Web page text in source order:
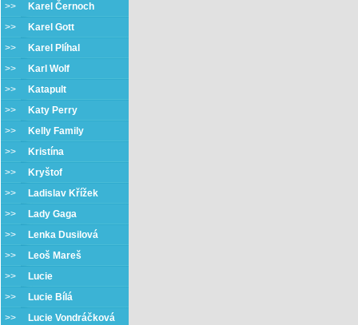
>>
Karel Černoch
>>
Karel Gott
>>
Karel Plíhal
>>
Karl Wolf
>>
Katapult
>>
Katy Perry
>>
Kelly Family
>>
Kristína
>>
Kryštof
>>
Ladislav Křížek
>>
Lady Gaga
>>
Lenka Dusilová
>>
Leoš Mareš
>>
Lucie
>>
Lucie Bílá
>>
Lucie Vondráčková